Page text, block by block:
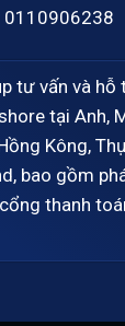
0110906238
tư vấn và hỗ
tại Anh,
Kông,
bao gồm
thanh